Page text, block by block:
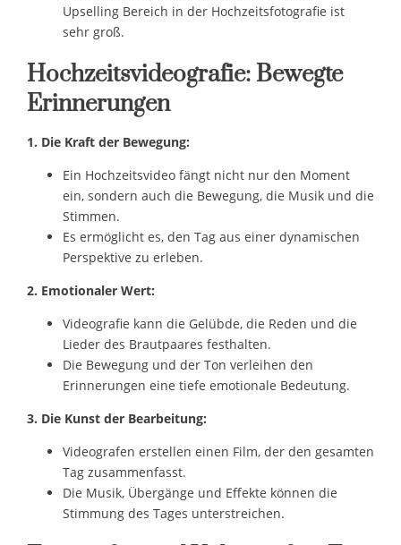
Upselling Bereich in der Hochzeitsfotografie ist
sehr groß.
Hochzeitsvideografie: Bewegte
Erinnerungen
1. Die Kraft der Bewegung:
Ein Hochzeitsvideo fängt nicht nur den Moment
ein, sondern auch die Bewegung, die Musik und die
Stimmen.
Es ermöglicht es, den Tag aus einer dynamischen
Perspektive zu erleben.
2. Emotionaler Wert:
Videografie kann die Gelübde, die Reden und die
Lieder des Brautpaares festhalten.
Die Bewegung und der Ton verleihen den
Erinnerungen eine tiefe emotionale Bedeutung.
3. Die Kunst der Bearbeitung:
Videografen erstellen einen Film, der den gesamten
Tag zusammenfasst.
Die Musik, Übergänge und Effekte können die
Stimmung des Tages unterstreichen.